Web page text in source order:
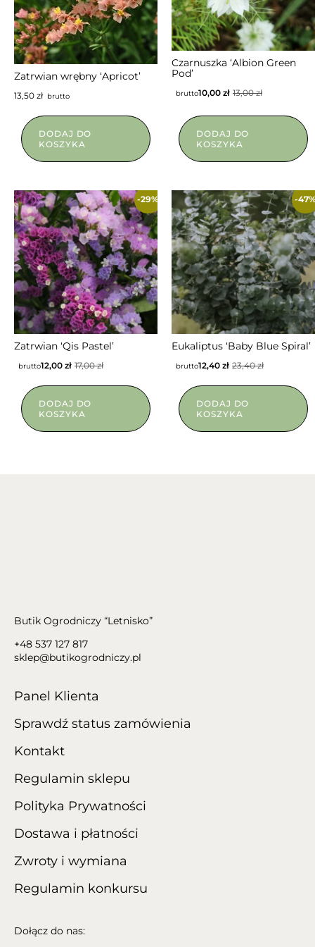
Zatrwian wrębny ‘Apricot’
13,50 złbrutto
DODAJ DO
KOSZYKA
Czarnuszka ‘Albion Green
Pod’
13,00zł
10,00 zł
brutto
DODAJ DO
KOSZYKA
-29%
Zatrwian ‘Qis Pastel’
17,00zł
12,00 zł
brutto
DODAJ DO
KOSZYKA
-
Eukaliptus ‘Baby Blue Spiral’
23,40zł
12,40 zł
brutto
DODAJ DO
KOSZYKA
Butik Ogrodniczy “Letnisko”
+48 537 127 817
sklep@butikogrodniczy.pl
Panel Klienta
Sprawdź status zamówienia
Kontakt
Regulamin sklepu
Polityka Prywatności
Dostawa i płatności
Zwroty i wymiana
Regulamin konkursu
Dołącz do nas: